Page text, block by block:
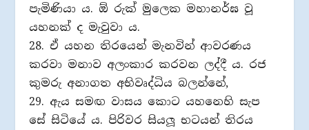
පැමිණියා ය. ඕ රුක් මුලෙක මහානර්ඝ වූ
යහනක් ද මැවුවා ය.
28. ඒ යහන තිරයෙන් මැනවින් ආවරණය
කරවා මනාව අලංකාර කරවන ලද්දී ය. රජ
කුමරු අනාගත අභිවෘද්ධිය බලන්නේ,
29. ඇය සමඟ වාසය කොට යහනෙහි සැප
සේ සිටියේ ය. පිරිවර සියලූ භටයන් තිරය